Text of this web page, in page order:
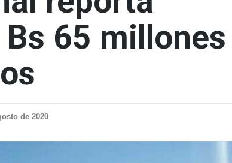
65 millones
de 2020